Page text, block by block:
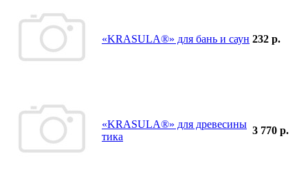
«KRASULA®» для бань и саун 232 р.
«KRASULA®» для древесины
тика
3 770 р.